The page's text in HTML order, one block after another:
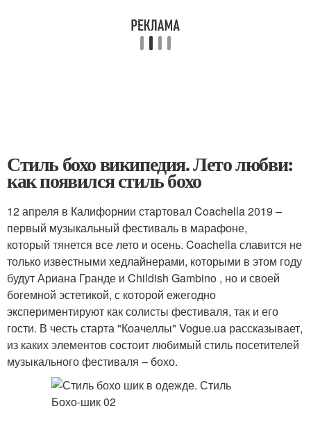
Стиль бохо википедия. Лето любви:
как появился стиль бохо
12 апреля в Калифорнии стартовал Coachella 2019 –
первый музыкальный фестиваль в марафоне,
который тянется все лето и осень. Coachella славится не
только известными хедлайнерами, которыми в этом году
будут Ариана Гранде и Childish Gambino , но и своей
богемной эстетикой, с которой ежегодно
экспериментируют как солисты фестиваля, так и его
гости. В честь старта "Коачеллы" Vogue.ua рассказывает,
из каких элементов состоит любимый стиль посетителей
музыкального фестиваля – бохо.